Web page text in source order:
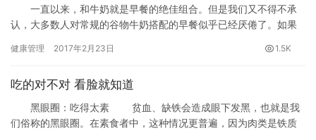
一直以来，和牛奶就是早餐的绝佳组合。但是我们又不得不承
认，大多数人对常规的谷物牛奶搭配的早餐似乎已经厌倦了。如果
新做法吧。只要普通的谷物就行—一杯大概有220卡路里那种谷物，
谷物，尝试一下，会激发你一周做早餐的兴趣。
健康管理 2017年2月23日 1.5K
吃的对不对 看脸就知道
黑眼圈：吃得太素 贫血、缺铁会造成眼下发黑，也就是我
们俗称的黑眼圈。在素食者中，这种情况更普遍，因为肉类是铁质